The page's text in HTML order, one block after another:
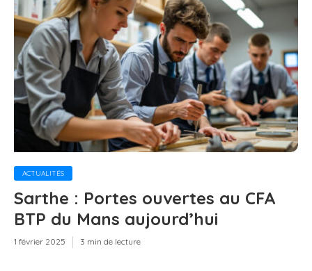
ACTUALITÉS
Sarthe : Portes ouvertes au CFA
BTP du Mans aujourd’hui
1 février 2025 3 min de lecture